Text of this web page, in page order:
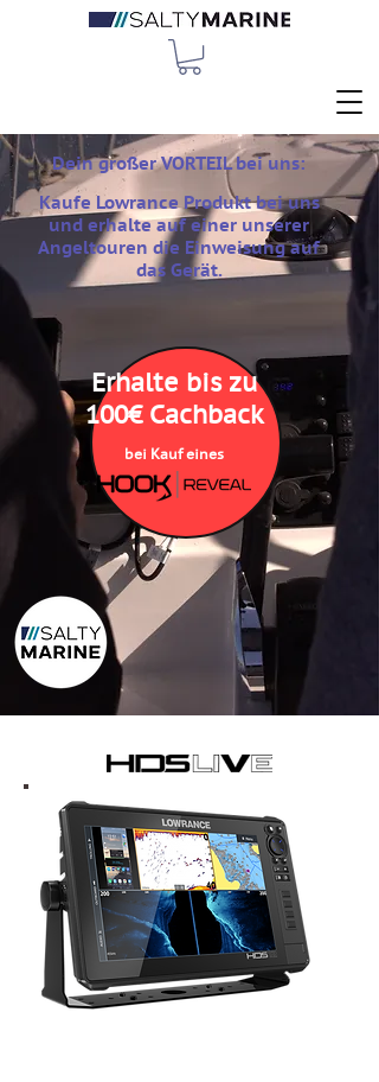
Dein großer VORTEIL bei uns:
Kaufe Lowrance Produkt bei uns
und erhalte auf einer unserer
Angeltouren die Einweisung auf
das Gerät.
bei Kauf eines
Erhalte bis zu
100€ Cachback